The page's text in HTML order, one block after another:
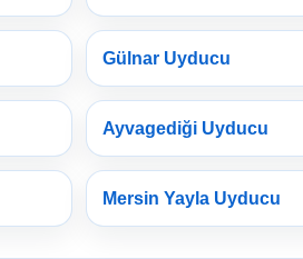
Gülnar Uyducu
Ayvagediği Uyducu
Mersin Yayla Uyducu